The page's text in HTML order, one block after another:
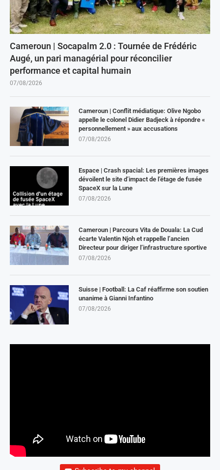
Cameroun | Socapalm 2.0 : Tournée de Frédéric
Augé, un pari managérial pour réconcilier
performance et capital humain
07/08/2026
Cameroun | Conflit médiatique: Olive Ngobo
appelle le colonel Didier Badjeck à répondre «
personnellement » aux accusations
07/08/2026
Espace | Crash spacial: Les premières images
dévoilent le site d’impact de l’étage de fusée
SpaceX sur la Lune
07/08/2026
Cameroun | Parcours Vita de Douala: La Cud
écarte Valentin Njoh et rappelle l’ancien
Directeur pour diriger l’infrastructure sportive
07/08/2026
Suisse | Football: La Caf réaffirme son soutien
unanime à Gianni Infantino
07/08/2026